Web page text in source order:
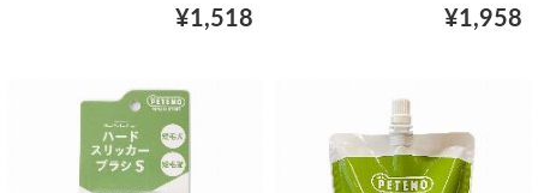
¥1,518 ¥1,958